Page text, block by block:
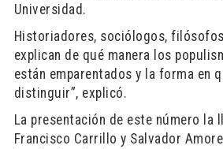
Universidad.
Historiadores, sociólogos,
explican de qué manera los
están emparentados y la forma en
distinguir”, explicó.
La presentación de este número la
Francisco Carrillo y Salvador